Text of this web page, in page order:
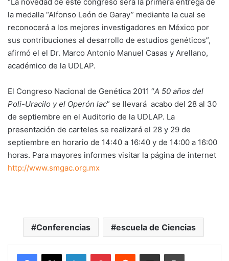
“La novedad de este congreso será la primera entrega de
la medalla “Alfonso León de Garay” mediante la cual se
reconocerá a los mejores investigadores en México por
sus contribuciones al desarrollo de estudios genéticos”,
afirmó el el Dr. Marco Antonio Manuel Casas y Arellano,
académico de la UDLAP.
El Congreso Nacional de Genética 2011 “A 50 años del
Poli-Uracilo y el Operón lac” se llevará acabo del 28 al 30
de septiembre en el Auditorio de la UDLAP. La
presentación de carteles se realizará el 28 y 29 de
septiembre en horario de 14:40 a 16:40 y de 14:00 a 16:00
horas. Para mayores informes visitar la página de internet
http://www.smgac.org.mx
Conferencias escuela de Ciencias
LinkedInPinterestReddit Share via Email Print